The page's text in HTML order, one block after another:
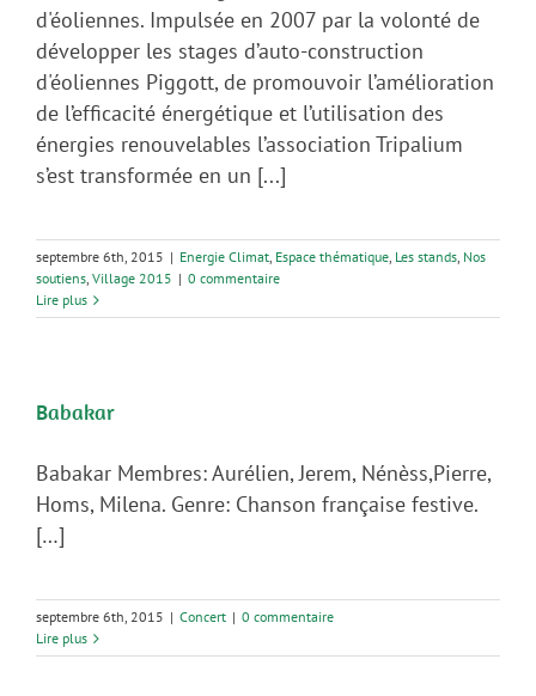
d'éoliennes. Impulsée en 2007 par la volonté de
développer les stages d’auto-construction
d'éoliennes Piggott, de promouvoir l’amélioration
de l’efficacité énergétique et l’utilisation des
énergies renouvelables l’association Tripalium
s’est transformée en un [...]
septembre 6th, 2015 | Energie Climat Espace thématique Les stands Nos
soutiens Village 2015 | 0 commentaire
Lire plus
Babakar
Babakar Membres: Aurélien, Jerem, Nénèss,Pierre,
Homs, Milena. Genre: Chanson française festive.
[…]
septembre 6th, 2015 | Concert | 0 commentaire
Lire plus